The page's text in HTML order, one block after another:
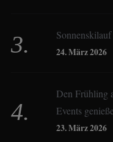
Derk Hoberg
24. März 2026
Den Frühling
Events
23. März 2026